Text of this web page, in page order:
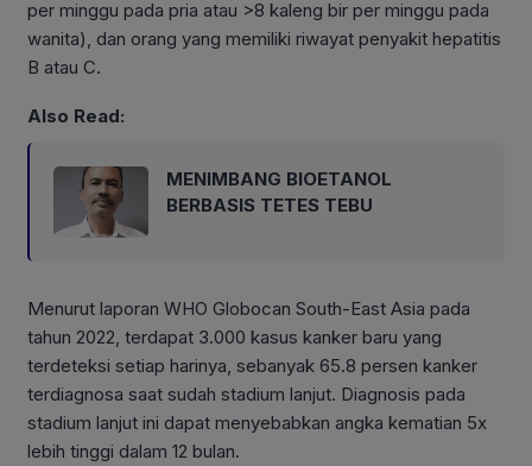
per minggu pada pria atau >8 kaleng bir per minggu pada
wanita), dan orang yang memiliki riwayat penyakit hepatitis
B atau C.
Also Read:
MENIMBANG BIOETANOL
BERBASIS TETES TEBU
Menurut laporan WHO Globocan South-East Asia pada
tahun 2022, terdapat 3.000 kasus kanker baru yang
terdeteksi setiap harinya, sebanyak 65.8 persen kanker
terdiagnosa saat sudah stadium lanjut. Diagnosis pada
stadium lanjut ini dapat menyebabkan angka kematian 5x
lebih tinggi dalam 12 bulan.